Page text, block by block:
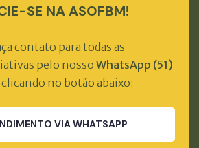
SE NA ASOFBM!
contato para todas as
pelo nosso WhatsApp (51)
no botão abaixo:
VIA WHATSAPP